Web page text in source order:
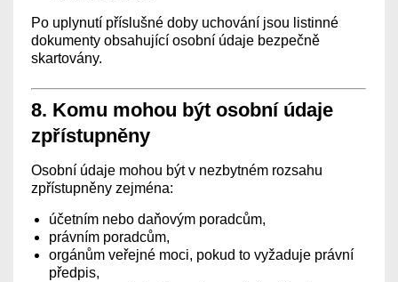
Po uplynutí příslušné doby uchování jsou listinné
dokumenty obsahující osobní údaje bezpečně
skartovány.
8. Komu mohou být osobní údaje
zpřístupněny
Osobní údaje mohou být v nezbytném rozsahu
zpřístupněny zejména:
účetním nebo daňovým poradcům,
právním poradcům,
orgánům veřejné moci, pokud to vyžaduje právní
předpis,